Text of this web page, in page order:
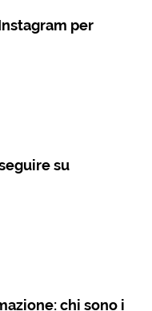
per
su
chi sono i